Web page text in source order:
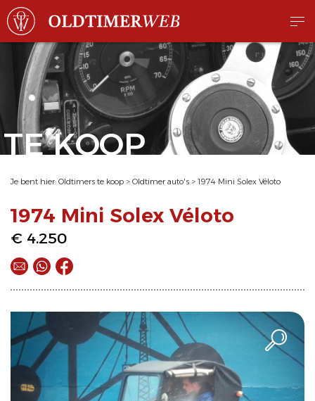
TE KOOP
Je bent hier: Oldtimers te koop > Oldtimer auto's > 1974 Mini Solex Véloto
1974 Mini Solex Véloto
€ 4.250